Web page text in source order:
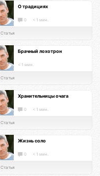
О традициях
0 < 1 мин.
Статья
Брачный лохотрон
< 1 мин.
Статья
Хранительницы очага
0 < 1 мин.
Статья
Жизнь соло
0 < 1 мин.
Статья